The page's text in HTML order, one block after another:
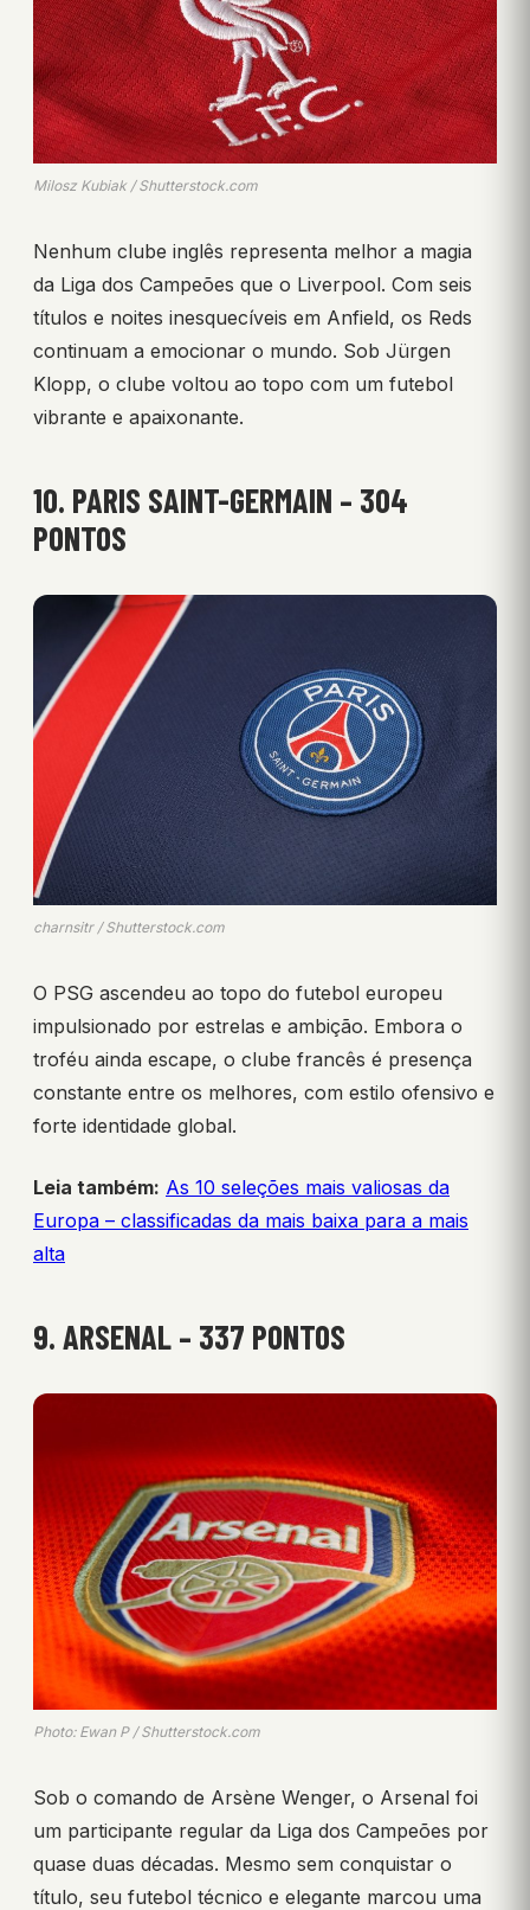
Milosz Kubiak / Shutterstock.com
Nenhum clube inglês representa melhor a magia
da Liga dos Campeões que o Liverpool. Com seis
títulos e noites inesquecíveis em Anfield, os Reds
continuam a emocionar o mundo. Sob Jürgen
Klopp, o clube voltou ao topo com um futebol
vibrante e apaixonante.
10. PARIS SAINT-GERMAIN – 304
PONTOS
charnsitr / Shutterstock.com
O PSG ascendeu ao topo do futebol europeu
impulsionado por estrelas e ambição. Embora o
troféu ainda escape, o clube francês é presença
constante entre os melhores, com estilo ofensivo e
forte identidade global.
Leia também: As 10 seleções mais valiosas da
Europa – classificadas da mais baixa para a mais
alta
9. ARSENAL – 337 PONTOS
Photo: Ewan P / Shutterstock.com
Sob o comando de Arsène Wenger, o Arsenal foi
um participante regular da Liga dos Campeões por
quase duas décadas. Mesmo sem conquistar o
título, seu futebol técnico e elegante marcou uma